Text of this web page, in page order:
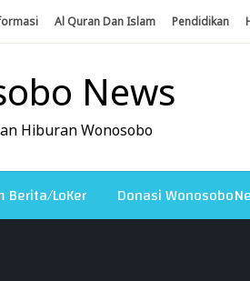
Al Quran Dan Islam Pendidikan
News
Hiburan Wonosobo
Berita/LoKer Donasi